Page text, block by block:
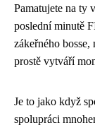
Pamatujete na ty
poslední minutě
zákeřného bosse,
prostě vytváří
Je to jako když
spolupráci